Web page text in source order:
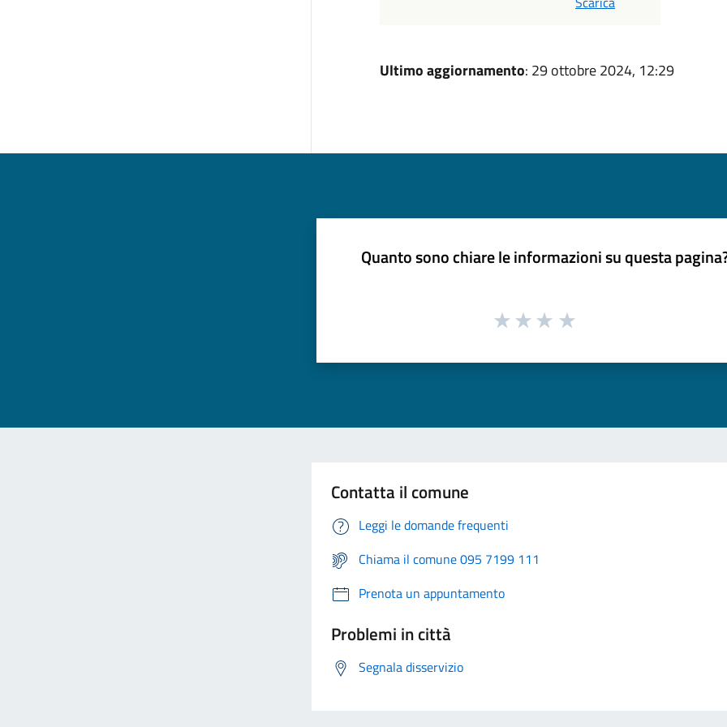
Ultimo aggiornamento: 29 ottobre 2024, 12:29
Quanto sono chiare le informazioni su questa
Contatta il comune
Leggi le domande frequenti
Chiama il comune 095 7199 111
Prenota un appuntamento
Problemi in città
Segnala disservizio